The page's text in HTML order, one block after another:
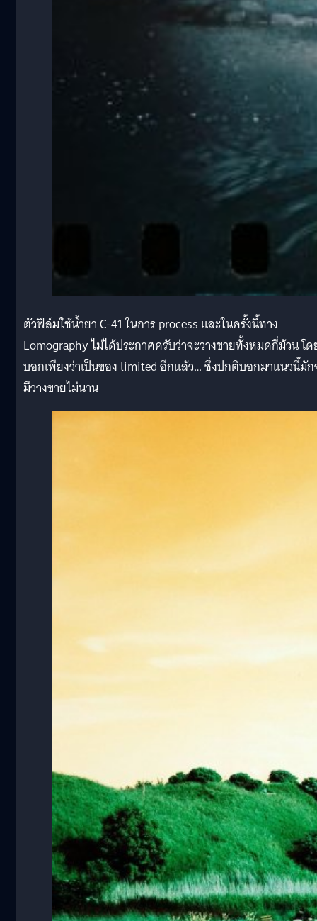
ตัวฟิล์มใช้น้ำยา C-41 ในการ process และในครั้งนี้ทาง
Lomography ไม่ได้ประกาศครับว่าจะวางขายทั้งหมดกี่ม้วน โ
บอกเพียงว่าเป็นของ limited อีกแล้ว… ซึ่งปกติบอกมาแนวนี้มั
มีวางขายไม่นาน